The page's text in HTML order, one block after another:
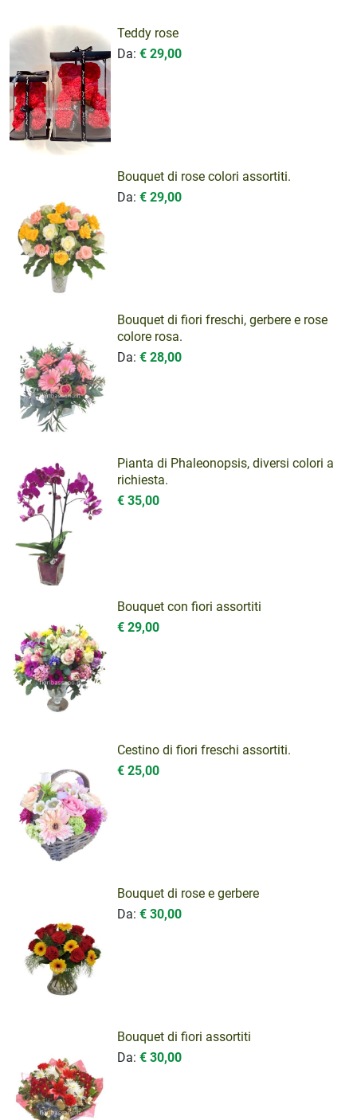
Teddy rose
Da:€ 29,00
Bouquet di rose colori assortiti.
Da:€ 29,00
Bouquet di fiori freschi, gerbere e rose
colore rosa.
Da:€ 28,00
Pianta di Phaleonopsis, diversi colori a
richiesta.
€ 35,00
Bouquet con fiori assortiti
€ 29,00
Cestino di fiori freschi assortiti.
€ 25,00
Bouquet di rose e gerbere
Da:€ 30,00
Bouquet di fiori assortiti
Da:€ 30,00